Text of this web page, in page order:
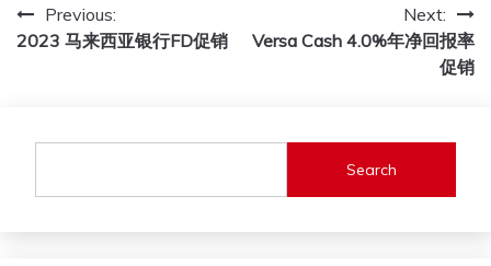
Post
navigation
Previous:
2023 马来西亚银行FD促销
Next:
Versa Cash 4.0%年净回报率
促销
Search